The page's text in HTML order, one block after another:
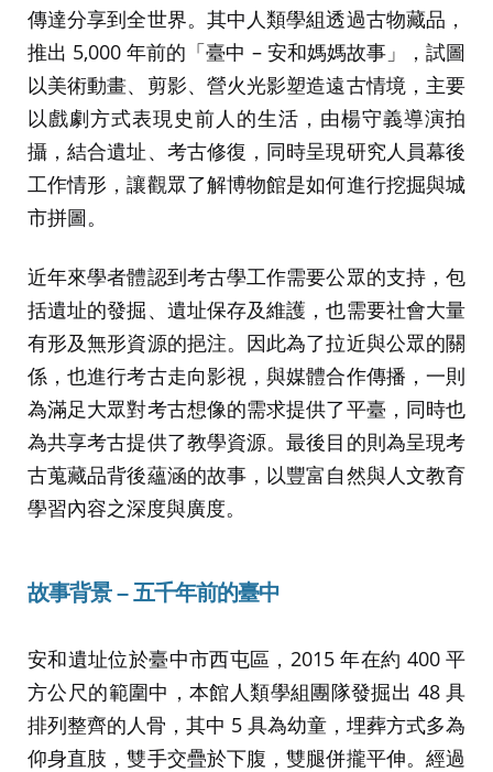
傳達分享到全世界。其中人類學組透過古物藏品，
推出 5,000 年前的「臺中 – 安和媽媽故事」，試圖
以美術動畫、剪影、營火光影塑造遠古情境，主要
以戲劇方式表現史前人的生活，由楊守義導演拍
攝，結合遺址、考古修復，同時呈現研究人員幕後
工作情形，讓觀眾了解博物館是如何進行挖掘與城
市拼圖。
近年來學者體認到考古學工作需要公眾的支持，包
括遺址的發掘、遺址保存及維護，也需要社會大量
有形及無形資源的挹注。因此為了拉近與公眾的關
係，也進行考古走向影視，與媒體合作傳播，一則
為滿足大眾對考古想像的需求提供了平臺，同時也
為共享考古提供了教學資源。最後目的則為呈現考
古蒐藏品背後蘊涵的故事，以豐富自然與人文教育
學習內容之深度與廣度。
故事背景 – 五千年前的臺中
安和遺址位於臺中市西屯區，2015 年在約 400 平
方公尺的範圍中，本館人類學組團隊發掘出 48 具
排列整齊的人骨，其中 5 具為幼童，埋葬方式多為
仰身直肢，雙手交疊於下腹，雙腿併攏平伸。經過